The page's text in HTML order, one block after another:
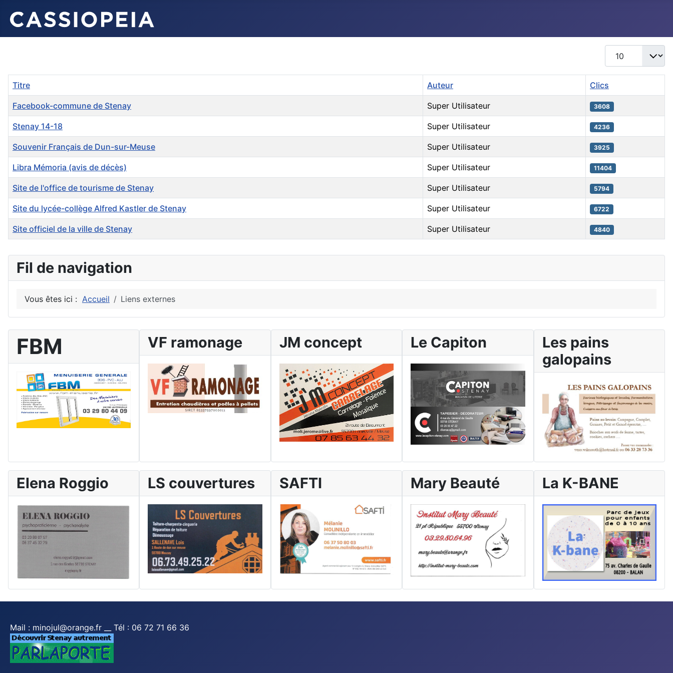
Fil de navigation
Vous êtes ici : Accueil Liens externes
Afficher #
Titre Auteur Clics
Facebook-commune de Stenay Super Utilisateur 3608
Stenay 14-18 Super Utilisateur 4236
Souvenir Français de Dun-sur-Meuse Super Utilisateur 3925
Libra Mémoria (avis de décès) Super Utilisateur 11404
Site de l'office de tourisme de Stenay Super Utilisateur 5794
Site du lycée-collège Alfred Kastler de Stenay Super Utilisateur 6722
Site officiel de la ville de Stenay Super Utilisateur 4840
FBM VF ramonage JM concept Le Capiton
Les pains
galopains
Elena Roggio LS couvertures SAFTI Mary Beauté La K-BANE
Mail : minojul@orange.fr __ Tél : 06 72 71 66 36